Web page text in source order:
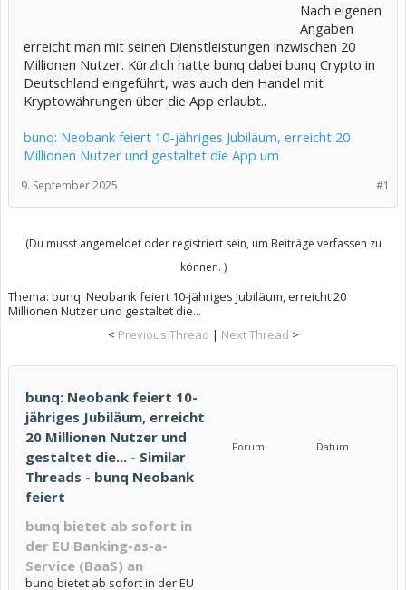
Nach eigenen
Angaben
erreicht man mit seinen Dienstleistungen inzwischen 20
Millionen Nutzer. Kürzlich hatte bunq dabei bunq Crypto in
Deutschland eingeführt, was auch den Handel mit
Kryptowährungen über die App erlaubt..
bunq: Neobank feiert 10-jähriges Jubiläum, erreicht 20
Millionen Nutzer und gestaltet die App um
#1
9. September 2025
(Du musst angemeldet oder registriert sein, um Beiträge verfassen zu
können. )
Thema: bunq: Neobank feiert 10-jähriges Jubiläum, erreicht 20
Millionen Nutzer und gestaltet die...
< Previous Thread | Next Thread >
bunq: Neobank feiert 10-
jähriges Jubiläum, erreicht
20 Millionen Nutzer und
gestaltet die... - Similar
Threads - bunq Neobank
feiert
Forum Datum
bunq bietet ab sofort in
der EU Banking-as-a-
Service (BaaS) an
bunq bietet ab sofort in der EU